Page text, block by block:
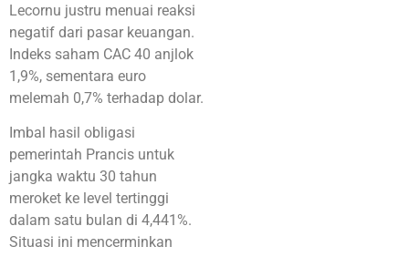
Lecornu justru menuai reaksi
negatif dari pasar keuangan.
Indeks saham CAC 40 anjlok
1,9%, sementara euro
melemah 0,7% terhadap dolar.
Imbal hasil obligasi
pemerintah Prancis untuk
jangka waktu 30 tahun
meroket ke level tertinggi
dalam satu bulan di 4,441%.
Situasi ini mencerminkan